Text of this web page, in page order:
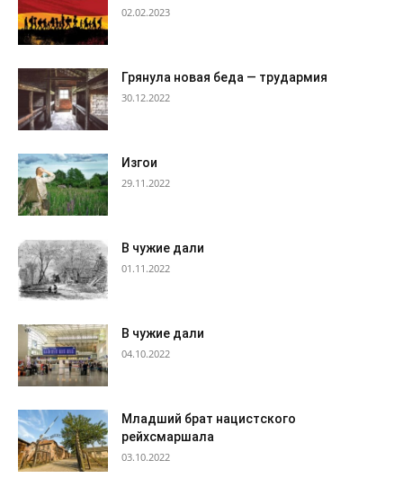
02.02.2023
Грянула новая беда — трудармия
30.12.2022
Изгои
29.11.2022
В чужие дали
01.11.2022
В чужие дали
04.10.2022
Младший брат нацистского
рейхсмаршала
03.10.2022